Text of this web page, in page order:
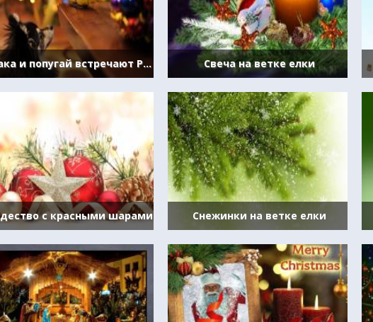
Собака и попугай встречают Рождество Свеча на ветке елки
с красными шарами Снежинки на ветке елки